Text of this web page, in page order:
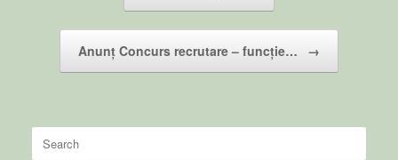
Anunț Concurs recrutare – funcție… →
Search
for: